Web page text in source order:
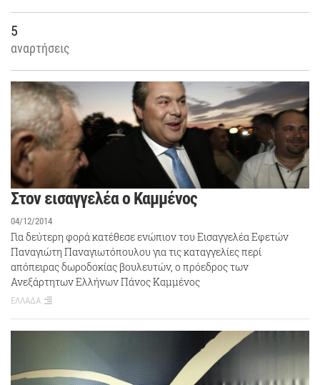
5
αναρτήσεις
Στον εισαγγελέα ο Καμμένος
04/12/2014
Για δεύτερη φορά κατέθεσε ενώπιον του Εισαγγελέα Εφετών
Παναγιώτη Παναγιωτόπουλου για τις καταγγελίες περί
απόπειρας δωροδοκίας βουλευτών, ο πρόεδρος των
Ανεξάρτητων Ελλήνων Πάνος Καμμένος
ΕΛΛΑΔΑ